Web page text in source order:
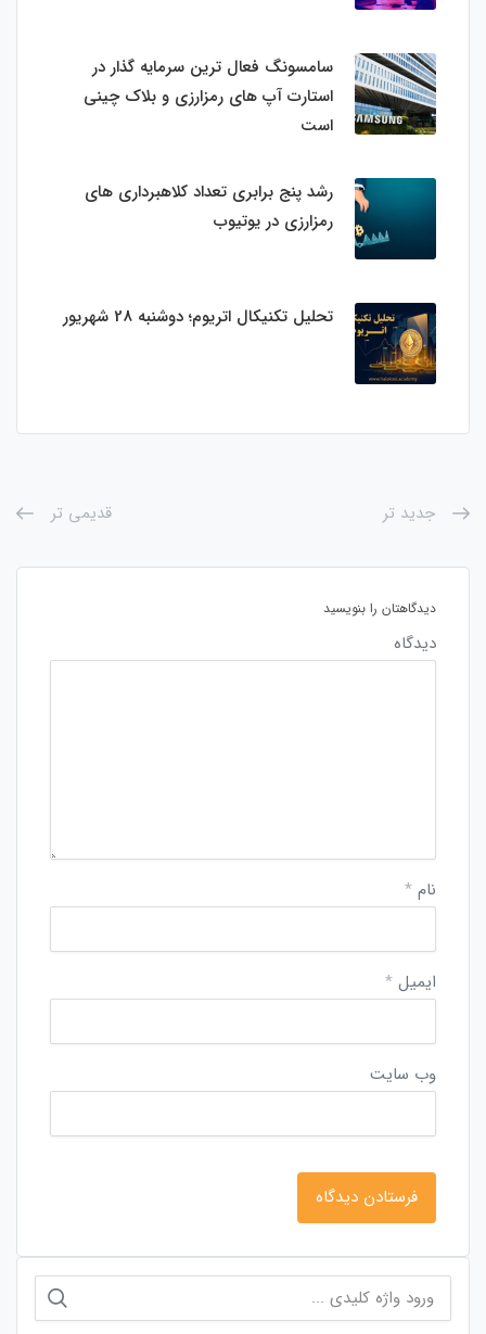
سامسونگ فعال‌ ترین سرمایه‌ گذار در
استارت‌ آپ‌ های رمزارزی و بلاک چینی
است
رشد پنج برابری تعداد کلاهبرداری های
رمزارزی در یوتیوب
تحلیل تکنیکال اتریوم؛ دوشنبه 28 شهریور
جدید تر قدیمی تر
دیدگاهتان را بنویسید
دیدگاه
نام *
ایمیل *
وب‌ سایت
برای: